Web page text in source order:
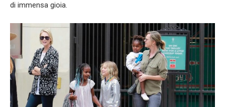
di immensa gioia.